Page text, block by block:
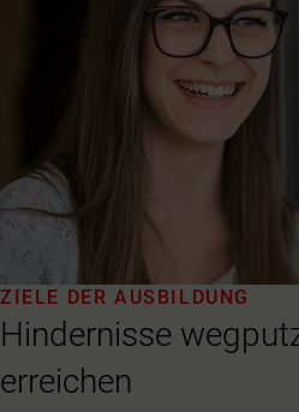
Hindernisse
erreichen
ZIELE DER AUSBILDUNG